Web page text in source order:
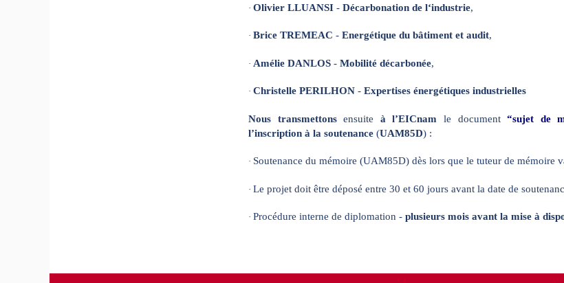
·Olivier LLUANSI -Décarbonation de l‘industrie,
·Brice TREMEAC -Energétique du bâtiment et audit,
· Amélie DANLOS -Mobilité décarbonée,
·Christelle PERILHON -Expertises énergétiques industrielles
Nous transmettonsensuite à l’EICnam le document“sujet de
l’inscription à la soutenance(UAM85D) :
· Soutenance du mémoire (UAM85D) dès lors que le tuteur de mémoire
·Le projet doit être déposé entre 30 et 60 jours avant la date de
·Procédure interne de diplomation -plusieurs mois avant la mise à